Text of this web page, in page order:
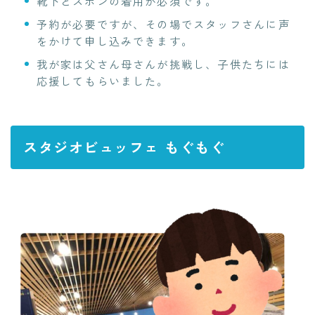
予約が必要ですが、その場でスタッフさんに声
をかけて申し込みできます。
我が家は父さん母さんが挑戦し、子供たちには
応援してもらいました。
スタジオビュッフェ もぐもぐ